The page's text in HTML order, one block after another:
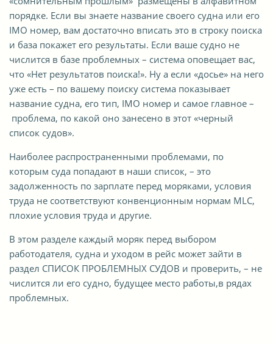
порядке. Если вы знаете название своего судна или его
IMO номер, вам достаточно вписать это в строку поиска
и база покажет его результаты. Если ваше судно не
числится в базе проблемных – система оповещает вас,
что «Нет результатов поиска!». Ну а если «досье» на него
уже есть – по вашему поиску система показывает
название судна, его тип, IMO номер и самое главное –
проблема, по какой оно занесено в этот «черный
список судов».
Наиболее распространенными проблемами, по
которым суда попадают в наши список, – это
задолженность по зарплате перед моряками, условия
труда не соответствуют конвенционным нормам MLC,
плохие условия труда и другие.
В этом разделе каждый моряк перед выбором
работодателя, судна и уходом в рейс может зайти в
раздел СПИСОК ПРОБЛЕМНЫХ СУДОВ и проверить, – не
числится ли его судно, будущее место работы,в рядах
проблемных.